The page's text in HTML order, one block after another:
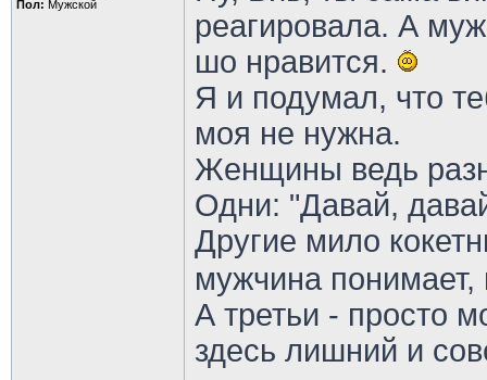
Пол: Мужской
реагировала. А
шо нравится.
Я и подумал, что
моя не нужна.
Женщины ведь
Одни: "Давай,
Другие мило
мужчина
А третьи - просто
здесь лишний и